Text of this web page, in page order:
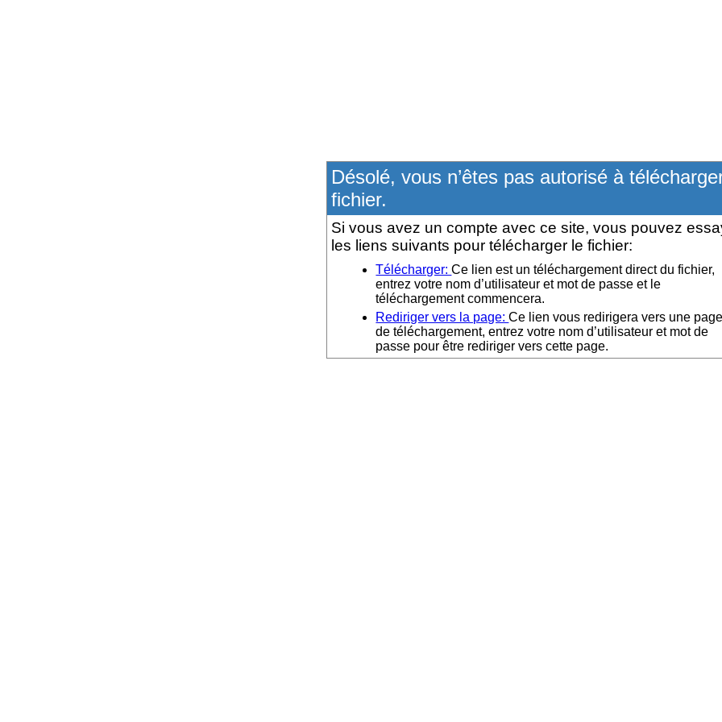
Désolé, vous n’êtes pas autorisé à
fichier.
Si vous avez un compte avec ce site, vous pouvez
les liens suivants pour télécharger le fichier:
Télécharger:Ce lien est un téléchargement direct du fichier,
entrez votre nom d’utilisateur et mot de passe et le
téléchargement commencera.
Rediriger vers la page:Ce lien vous redirigera vers une page
de téléchargement, entrez votre nom d’utilisateur et mot de
passe pour être rediriger vers cette page.